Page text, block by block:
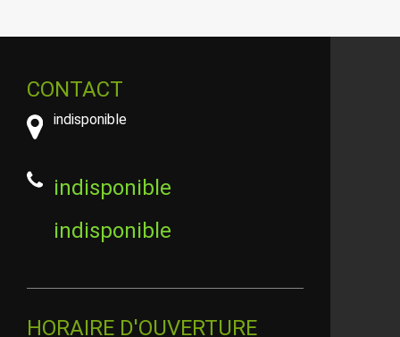
CONTACT
indisponible
indisponible
indisponible
HORAIRE D'OUVERTURE